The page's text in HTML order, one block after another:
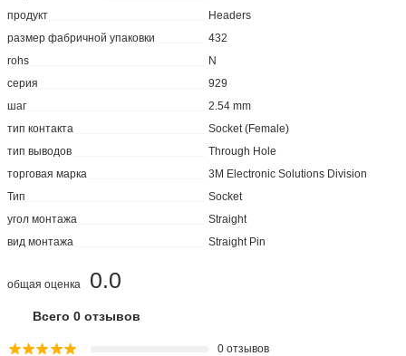
продукт
Headers
размер фабричной упаковки
432
rohs
N
серия
929
шаг
2.54 mm
тип контакта
Socket (Female)
тип выводов
Through Hole
торговая марка
3M Electronic Solutions Division
Тип
Socket
угол монтажа
Straight
вид монтажа
Straight Pin
0.0
общая оценка
Всего 0 отзывов
0 отзывов